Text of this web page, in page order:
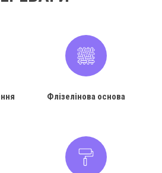
Флізелінова основа